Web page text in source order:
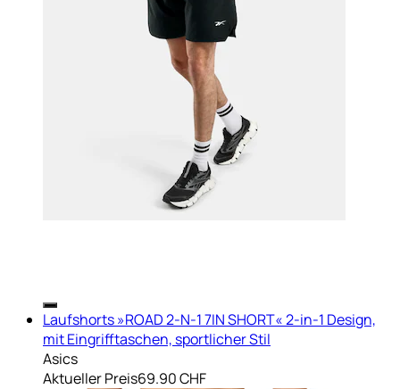
Laufshorts »ROAD 2-N-1 7IN SHORT« 2-in-1 Design,
mit Eingrifftaschen, sportlicher Stil
Asics
Aktueller Preis69.90 CHF